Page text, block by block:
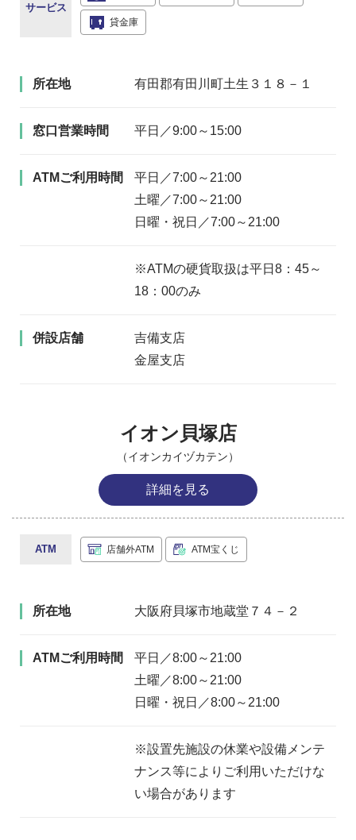
サービス
貸金庫
所在地 有田郡有田川町土生３１８－１
窓口営業時間 平日／9:00～15:00
ATMご利用時間
平日／7:00～21:00
土曜／7:00～21:00
日曜・祝日／7:00～21:00
※ATMの硬貨取扱は平日8：45～
18：00のみ
併設店舗
吉備支店
金屋支店
イオン貝塚店
（イオンカイヅカテン）
詳細を見る
ATM 店舗外ATM ATM宝くじ
所在地 大阪府貝塚市地蔵堂７４－２
ATMご利用時間
平日／8:00～21:00
土曜／8:00～21:00
日曜・祝日／8:00～21:00
※設置先施設の休業や設備メンテ
ナンス等によりご利用いただけな
い場合があります